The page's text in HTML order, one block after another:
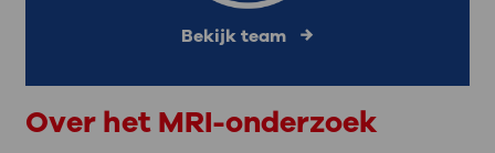
Bekijk team
Over het MRI-onderzoek